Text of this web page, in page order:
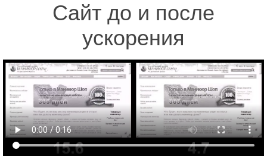
Сайт до и после
ускорения